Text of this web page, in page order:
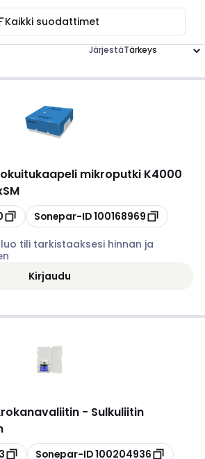
Kaikki suodattimet
Järjestä
mikroputki K4000
Kopioi
Sonepar-ID100168969
tili tarkistaaksesi hinnan ja
Kirjaudu
- Sulkuliitin
Kopioi
Sonepar-ID100204936